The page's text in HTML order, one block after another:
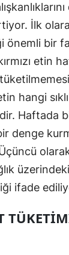
İlk
önemli bir
etin
hangi
Haftada
denge
ifade